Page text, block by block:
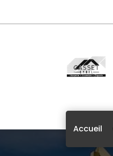
Accueil